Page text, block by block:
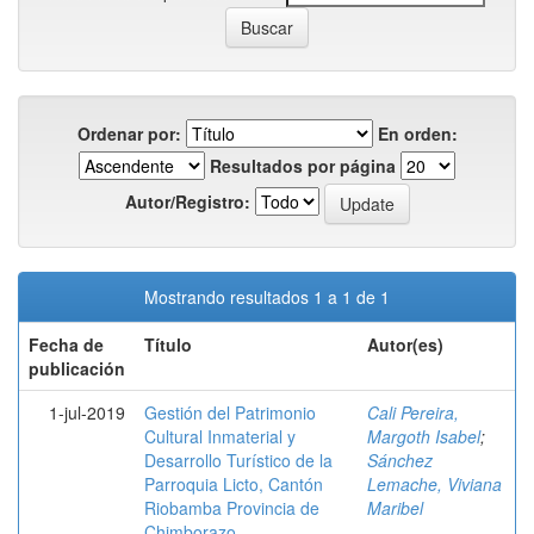
Ordenar por:
En orden:
Resultados por página
Autor/Registro:
Mostrando resultados 1 a 1 de 1
Fecha de
publicación
Título Autor(es)
1-jul-2019
Gestión del Patrimonio
Cultural Inmaterial y
Desarrollo Turístico de la
Parroquia Licto, Cantón
Riobamba Provincia de
Cali Pereira,
Margoth Isabel;
Sánchez
Lemache, Viviana
Maribel